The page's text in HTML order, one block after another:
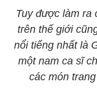
Tuy được làm ra
trên thế giới
nổi tiếng nhất là
một nam ca sĩ
các món